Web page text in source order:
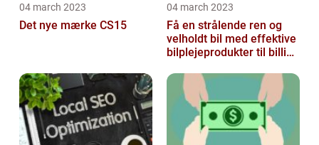
04 march 2023
Det nye mærke CS15
04 march 2023
Få en strålende ren og
velholdt bil med effektive
bilplejeprodukter til billige